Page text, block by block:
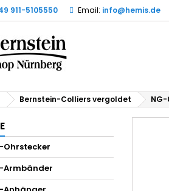
911-5105550 Email: info@hemis.de
Bernstein-Colliers vergoldet
Ohrstecker
Armbänder